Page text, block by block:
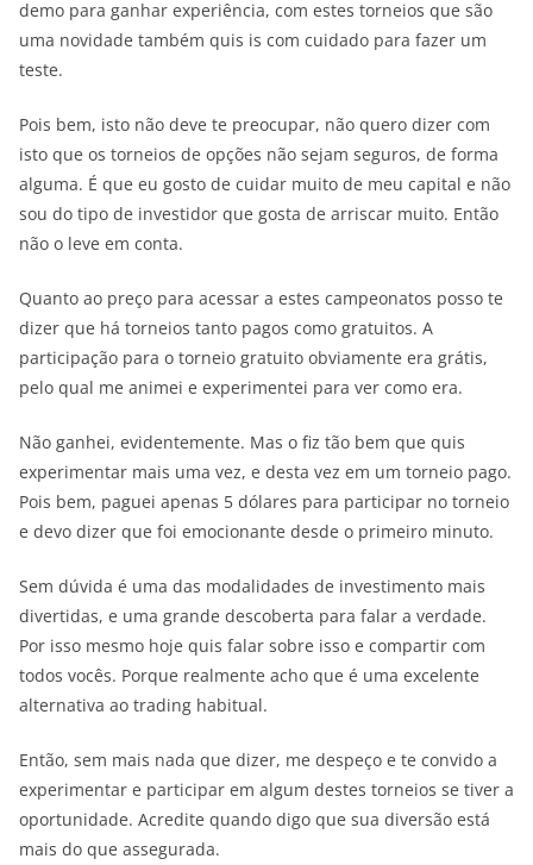
demo para ganhar experiência, com estes torneios que são
uma novidade também quis is com cuidado para fazer um
teste.
Pois bem, isto não deve te preocupar, não quero dizer com
isto que os torneios de opções não sejam seguros, de forma
alguma. É que eu gosto de cuidar muito de meu capital e não
sou do tipo de investidor que gosta de arriscar muito. Então
não o leve em conta.
Quanto ao preço para acessar a estes campeonatos posso te
dizer que há torneios tanto pagos como gratuitos. A
participação para o torneio gratuito obviamente era grátis,
pelo qual me animei e experimentei para ver como era.
Não ganhei, evidentemente. Mas o fiz tão bem que quis
experimentar mais uma vez, e desta vez em um torneio pago.
Pois bem, paguei apenas 5 dólares para participar no torneio
e devo dizer que foi emocionante desde o primeiro minuto.
Sem dúvida é uma das modalidades de investimento mais
divertidas, e uma grande descoberta para falar a verdade.
Por isso mesmo hoje quis falar sobre isso e compartir com
todos vocês. Porque realmente acho que é uma excelente
alternativa ao trading habitual.
Então, sem mais nada que dizer, me despeço e te convido a
experimentar e participar em algum destes torneios se tiver a
oportunidade. Acredite quando digo que sua diversão está
mais do que assegurada.